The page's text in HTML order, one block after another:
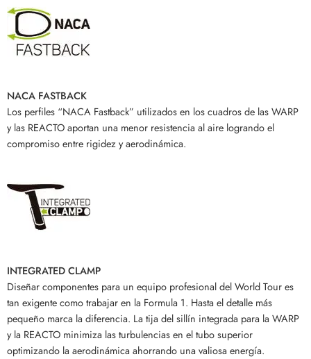
NACA FASTBACK
Los perfiles “NACA Fastback” utilizados en los cuadros de las WARP
y las REACTO aportan una menor resistencia al aire logrando el
compromiso entre rigidez y aerodinámica.
INTEGRATED CLAMP
Diseñar componentes para un equipo profesional del World Tour es
tan exigente como trabajar en la Formula 1. Hasta el detalle más
pequeño marca la diferencia. La tija del sillín integrada para la WARP
y la REACTO minimiza las turbulencias en el tubo superior
optimizando la aerodinámica ahorrando una valiosa energía.